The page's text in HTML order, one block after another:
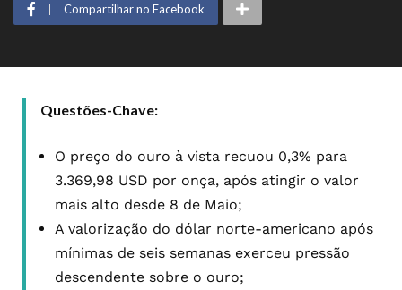
Compartilhar no Facebook
Questões-Chave:
O preço do ouro à vista recuou 0,3% para
3.369,98 USD por onça, após atingir o valor
mais alto desde 8 de Maio;
A valorização do dólar norte-americano após
mínimas de seis semanas exerceu pressão
descendente sobre o ouro;